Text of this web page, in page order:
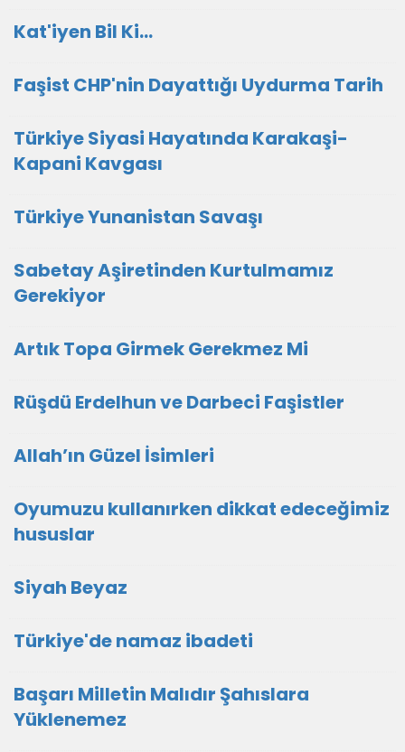
Kat'iyen Bil Ki…
Faşist CHP'nin Dayattığı Uydurma Tarih
Türkiye Siyasi Hayatında Karakaşi-
Kapani Kavgası
Türkiye Yunanistan Savaşı
Sabetay Aşiretinden Kurtulmamız
Gerekiyor
Artık Topa Girmek Gerekmez Mi
Rüşdü Erdelhun ve Darbeci Faşistler
Allah’ın Güzel İsimleri
Oyumuzu kullanırken dikkat edeceğimiz
hususlar
Siyah Beyaz
Türkiye'de namaz ibadeti
Başarı Milletin Malıdır Şahıslara
Yüklenemez